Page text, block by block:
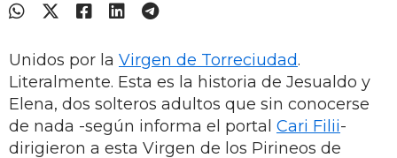
Unidos por la Virgen de Torreciudad.
Literalmente. Esta es la historia de Jesualdo y
Elena, dos solteros adultos que sin conocerse
de nada -según informa el portal Cari Filii-
dirigieron a esta Virgen de los Pirineos de